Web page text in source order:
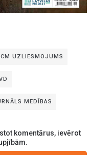
UZLIESMOJUMS
MEDĪBAS
komentārus, ievērot